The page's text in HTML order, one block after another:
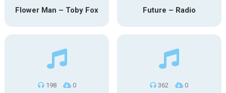
Flower Man – Toby Fox Future – Radio
198 0 362 0